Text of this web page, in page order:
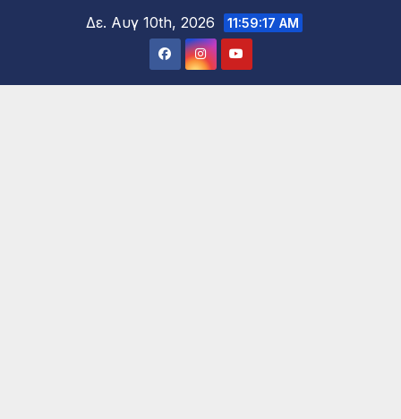
Δε. Αυγ 10th, 2026 11:59:19 AM